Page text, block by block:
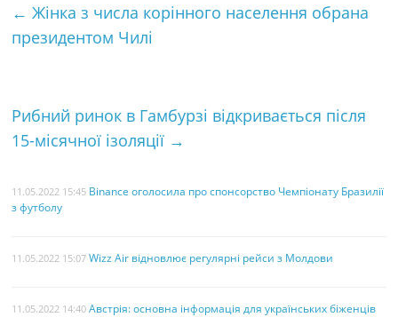
b
o
t
e
e
r
t
l
к
← Жінка з числа корінного населення обрана
президентом Чилі
Рибний ринок в Гамбурзі відкривається після
15-місячної ізоляції →
11.05.2022 15:45 Binance оголосила про спонсорство Чемпіонату Бразилії
з футболу
11.05.2022 15:07 Wizz Air відновлює регулярні рейси з Молдови
11.05.2022 14:40 Австрія: основна інформація для українських біженців